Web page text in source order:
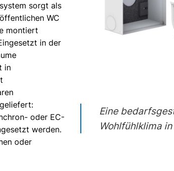
sorgt als
WC
montiert
in der
in
oder EC-
werden.
oder
Eine
Wohlfühlklima